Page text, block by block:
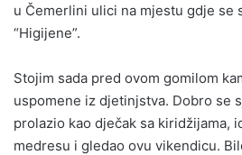
u Čemerlini ulici na mjestu gdje se
“Higijene”.
Stojim sada pred ovom gomilom
uspomene iz djetinjstva. Dobro se
prolazio kao dječak sa kiridžijama,
medresu i gledao ovu vikendicu.